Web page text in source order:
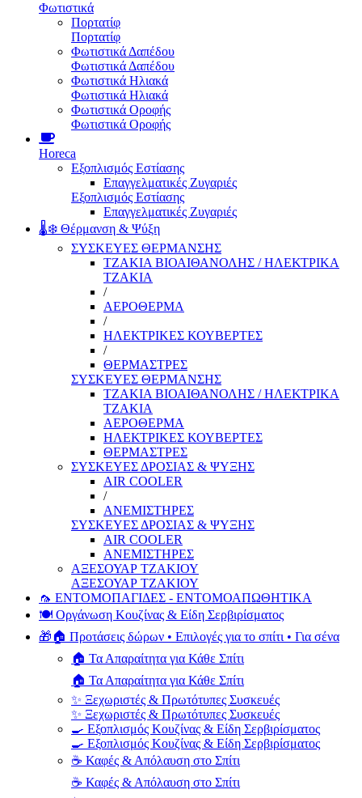
Φωτιστικά
Πορτατίφ
Πορτατίφ
Φωτιστικά Δαπέδου
Φωτιστικά Δαπέδου
Φωτιστικά Ηλιακά
Φωτιστικά Ηλιακά
Φωτιστικά Οροφής
Φωτιστικά Οροφής
Horeca
Εξοπλισμός Εστίασης
Επαγγελματικές Ζυγαριές
Εξοπλισμός Εστίασης
Επαγγελματικές Ζυγαριές
🌡️❄️ Θέρμανση & Ψύξη
ΣΥΣΚΕΥΕΣ ΘΕΡΜΑΝΣΗΣ
ΤΖΑΚΙΑ ΒΙΟΑΙΘΑΝΟΛΗΣ / ΗΛΕΚΤΡΙΚΑ
ΤΖΑΚΙΑ
/
ΑΕΡΟΘΕΡΜΑ
/
ΗΛΕΚΤΡΙΚΕΣ ΚΟΥΒΕΡΤΕΣ
/
ΘΕΡΜΑΣΤΡΕΣ
ΣΥΣΚΕΥΕΣ ΘΕΡΜΑΝΣΗΣ
ΤΖΑΚΙΑ ΒΙΟΑΙΘΑΝΟΛΗΣ / ΗΛΕΚΤΡΙΚΑ
ΤΖΑΚΙΑ
ΑΕΡΟΘΕΡΜΑ
ΗΛΕΚΤΡΙΚΕΣ ΚΟΥΒΕΡΤΕΣ
ΘΕΡΜΑΣΤΡΕΣ
ΣΥΣΚΕΥΕΣ ΔΡΟΣΙΑΣ & ΨΥΞΗΣ
AIR COOLER
/
ΑΝΕΜΙΣΤΗΡΕΣ
ΣΥΣΚΕΥΕΣ ΔΡΟΣΙΑΣ & ΨΥΞΗΣ
AIR COOLER
ΑΝΕΜΙΣΤΗΡΕΣ
ΑΞΕΣΟΥΑΡ ΤΖΑΚΙΟΥ
ΑΞΕΣΟΥΑΡ ΤΖΑΚΙΟΥ
🦟 ΕΝΤΟΜΟΠΑΓΙΔΕΣ - ΕΝΤΟΜΟΑΠΩΘΗΤΙΚΑ
🍽️ Οργάνωση Κουζίνας & Είδη Σερβιρίσματος
🎁🏠 Προτάσεις δώρων • Επιλογές για το σπίτι • Για σένα
🏠 Τα Απαραίτητα για Κάθε Σπίτι
🏠 Τα Απαραίτητα για Κάθε Σπίτι
✨ Ξεχωριστές & Πρωτότυπες Συσκευές
✨ Ξεχωριστές & Πρωτότυπες Συσκευές
🍳 Εξοπλισμός Κουζίνας & Είδη Σερβιρίσματος
🍳 Εξοπλισμός Κουζίνας & Είδη Σερβιρίσματος
☕ Καφές & Απόλαυση στο Σπίτι
☕ Καφές & Απόλαυση στο Σπίτι